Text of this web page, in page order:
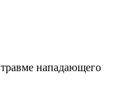
нападающего